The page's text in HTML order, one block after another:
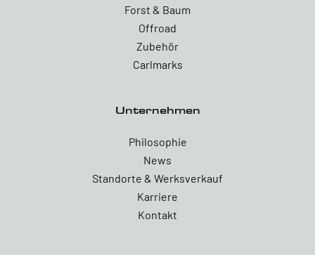
Forst & Baum
Offroad
Zubehör
Carlmarks
Unternehmen
Philosophie
News
Standorte & Werksverkauf
Karriere
Kontakt